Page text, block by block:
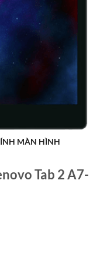
MÀN HÌNH
Tab 2 A7-